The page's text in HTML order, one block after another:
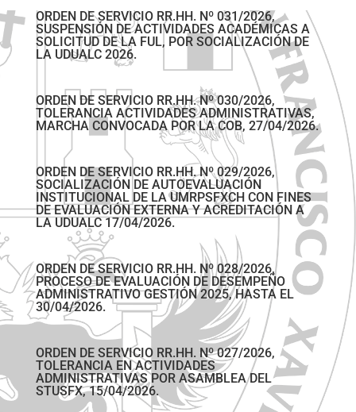
ORDEN DE SERVICIO RR.HH. Nº 031/2026,
SUSPENSIÓN DE ACTIVIDADES ACADÉMICAS A
SOLICITUD DE LA FUL, POR SOCIALIZACIÓN DE
LA UDUALC 2026.
ORDEN DE SERVICIO RR.HH. Nº 030/2026,
TOLERANCIA ACTIVIDADES ADMINISTRATIVAS,
MARCHA CONVOCADA POR LA COB, 27/04/2026.
ORDEN DE SERVICIO RR.HH. Nº 029/2026,
SOCIALIZACIÓN DE AUTOEVALUACIÓN
INSTITUCIONAL DE LA UMRPSFXCH CON FINES
DE EVALUACIÓN EXTERNA Y ACREDITACIÓN A
LA UDUALC 17/04/2026.
ORDEN DE SERVICIO RR.HH. Nº 028/2026,
PROCESO DE EVALUACIÓN DE DESEMPEÑO
ADMINISTRATIVO GESTIÓN 2025, HASTA EL
30/04/2026.
ORDEN DE SERVICIO RR.HH. Nº 027/2026,
TOLERANCIA EN ACTIVIDADES
ADMINISTRATIVAS POR ASAMBLEA DEL
STUSFX, 15/04/2026.